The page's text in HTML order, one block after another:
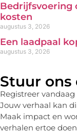
Bedrijfsvoering
kosten
augustus 3, 2026
Een laadpaal
augustus 3, 2026
Stuur ons
Registreer
Jouw verhaal kan
Maak impact en
verhalen ertoe